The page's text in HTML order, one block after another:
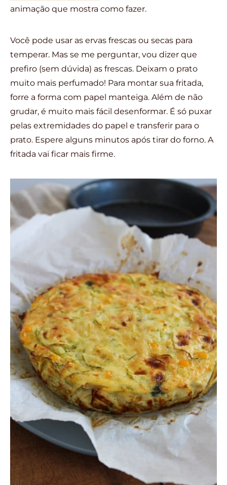
animação que mostra como fazer.
Você pode usar as ervas frescas ou secas para
temperar. Mas se me perguntar, vou dizer que
prefiro (sem dúvida) as frescas. Deixam o prato
muito mais perfumado! Para montar sua fritada,
forre a forma com papel manteiga. Além de não
grudar, é muito mais fácil desenformar. É só puxar
pelas extremidades do papel e transferir para o
prato. Espere alguns minutos após tirar do forno. A
fritada vai ficar mais firme.